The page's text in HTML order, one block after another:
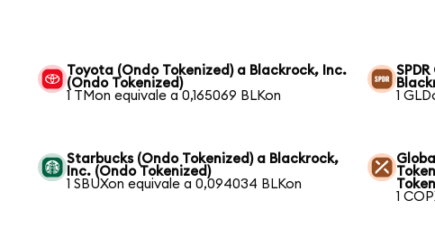
Toyota (Ondo Tokenized) a Blackrock, Inc.
(Ondo Tokenized)
1 TMon equivale a 0,165069 BLKon
1
Starbucks (Ondo Tokenized) a Blackrock,
Inc. (Ondo Tokenized)
1 SBUXon equivale a 0,094034 BLKon
1